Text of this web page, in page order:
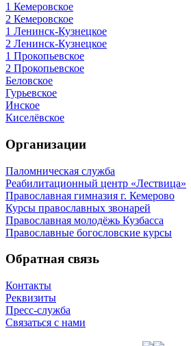
1 Кемеровское
2 Кемеровское
1 Ленинск-Кузнецкое
2 Ленинск-Кузнецкое
1 Прокопьевское
2 Прокопьевское
Беловское
Гурьевское
Инское
Киселёвское
Организации
Паломническая служба
Реабилитационный центр «Лествица»
Православная гимназия г. Кемерово
Курсы православных звонарей
Православная молодёжь Кузбасса
Православные богословские курсы
Обратная связь
Контакты
Реквизиты
Пресс-служба
Связаться с нами